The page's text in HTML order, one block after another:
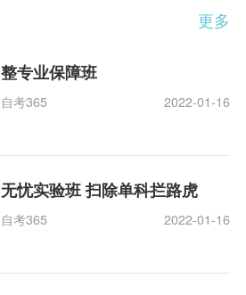
更多
整专业保障班
自考365 2022-01-16
无忧实验班 扫除单科拦路虎
自考365 2022-01-16